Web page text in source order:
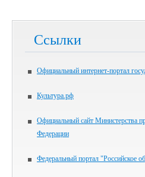
Ссылки
Официальный интернет-портал
Культура.рф
Официальный сайт Министерства
Федерации
Федеральный портал "Российское